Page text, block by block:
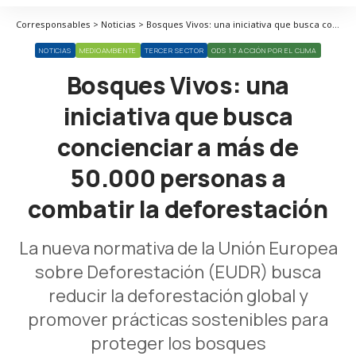
Corresponsables > Noticias > Bosques Vivos: una iniciativa que busca concienciar a más de 50.000 personas a combatir la deforestación
NOTICIAS MEDIOAMBIENTE TERCER SECTOR ODS 13 ACCIÓN POR EL CLIMA
Bosques Vivos: una
iniciativa que busca
concienciar a más de
50.000 personas a
combatir la deforestación
La nueva normativa de la Unión Europea
sobre Deforestación (EUDR) busca
reducir la deforestación global y
promover prácticas sostenibles para
proteger los bosques